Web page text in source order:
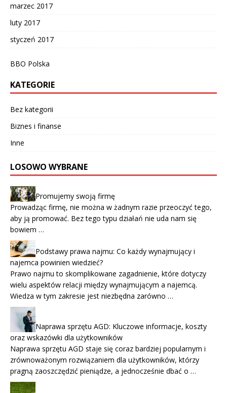
marzec 2017
luty 2017
styczeń 2017
BBO Polska
KATEGORIE
Bez kategorii
Biznes i finanse
Inne
LOSOWO WYBRANE
Promujemy swoją firmę
Prowadząc firmę, nie można w żadnym razie przeoczyć tego,
aby ją promować. Bez tego typu działań nie uda nam się
bowiem …
Podstawy prawa najmu: Co każdy wynajmujący i
najemca powinien wiedzieć?
Prawo najmu to skomplikowane zagadnienie, które dotyczy
wielu aspektów relacji między wynajmującym a najemcą.
Wiedza w tym zakresie jest niezbędna zarówno …
Naprawa sprzętu AGD: Kluczowe informacje, koszty
oraz wskazówki dla użytkowników
Naprawa sprzętu AGD staje się coraz bardziej popularnym i
zrównoważonym rozwiązaniem dla użytkowników, którzy
pragną zaoszczędzić pieniądze, a jednocześnie dbać o …